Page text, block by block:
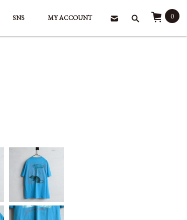
SNS MY ACCOUNT 0